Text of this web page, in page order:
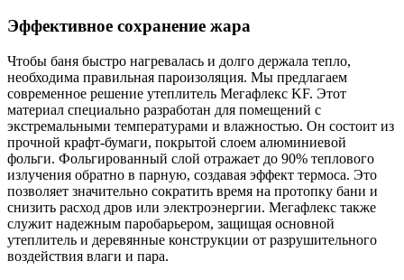
Эффективное сохранение жара
Чтобы баня быстро нагревалась и долго держала тепло,
необходима правильная пароизоляция. Мы предлагаем
современное решение утеплитель Мегафлекс KF. Этот
материал специально разработан для помещений с
экстремальными температурами и влажностью. Он состоит из
прочной крафт-бумаги, покрытой слоем алюминиевой
фольги. Фольгированный слой отражает до 90% теплового
излучения обратно в парную, создавая эффект термоса. Это
позволяет значительно сократить время на протопку бани и
снизить расход дров или электроэнергии. Мегафлекс также
служит надежным паробарьером, защищая основной
утеплитель и деревянные конструкции от разрушительного
воздействия влаги и пара.